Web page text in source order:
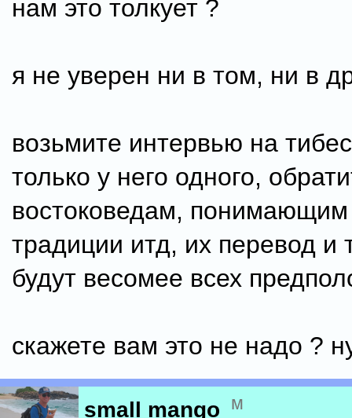
нам это толкует ?
я не уверен ни в том, ни в
возьмите интервью на
только у него одного,
востоковедам, понимающим
традиции итд, их перевод и
будут весомее всех
скажете вам это не надо ?
small mango м